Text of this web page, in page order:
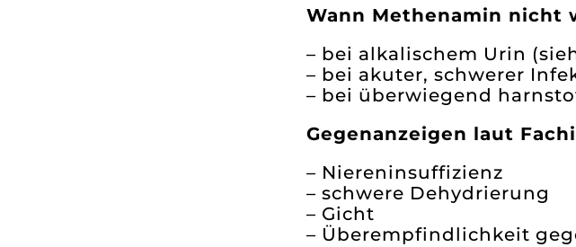
Wann Methenamin nicht
– bei alkalischem Urin
– bei akuter, schwerer
– bei überwiegend
Gegenanzeigen laut
– Niereninsuffizienz
– schwere Dehydrierung
– Gicht
– Überempfindlichkeit